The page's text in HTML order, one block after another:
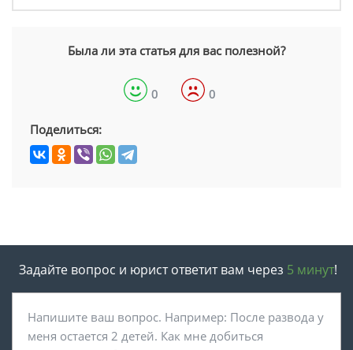
Была ли эта статья для вас полезной?
0 0
Поделиться:
Задайте вопрос и юрист ответит вам через 5 минут!